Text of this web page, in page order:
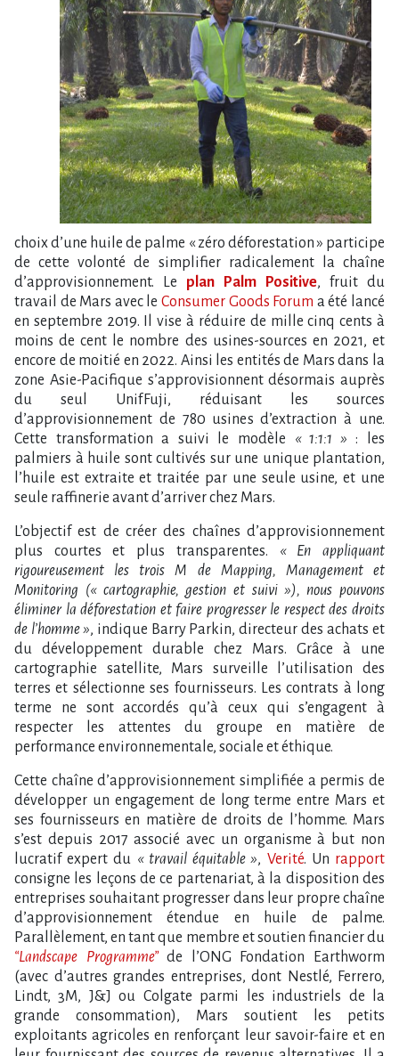
choix d’une huile de palme « zéro déforestation » participe
de cette volonté de simplifier radicalement la chaîne
d’approvisionnement. Le plan Palm Positive, fruit du
travail de Mars avec le Consumer Goods Forum a été lancé
en septembre 2019. Il vise à réduire de mille cinq cents à
moins de cent le nombre des usines-sources en 2021, et
encore de moitié en 2022. Ainsi les entités de Mars dans la
zone Asie-Pacifique s’approvisionnent désormais auprès
du seul UnifFuji, réduisant les sources
d’approvisionnement de 780 usines d’extraction à une.
Cette transformation a suivi le modèle « 1:1:1 »: les
palmiers à huile sont cultivés sur une unique plantation,
l’huile est extraite et traitée par une seule usine, et une
seule raffinerie avant d’arriver chez Mars.
L’objectif est de créer des chaînes d’approvisionnement
plus courtes et plus transparentes. « En appliquant
rigoureusement les trois M de Mapping, Management et
Monitoring (« cartographie, gestion et suivi »), nous pouvons
éliminer la déforestation et faire progresser le respect des droits
de l’homme », indique Barry Parkin, directeur des achats et
du développement durable chez Mars. Grâce à une
cartographie satellite, Mars surveille l’utilisation des
terres et sélectionne ses fournisseurs. Les contrats à long
terme ne sont accordés qu’à ceux qui s’engagent à
respecter les attentes du groupe en matière de
performance environnementale, sociale et éthique.
Cette chaîne d’approvisionnement simplifiée a permis de
développer un engagement de long terme entre Mars et
ses fournisseurs en matière de droits de l’homme. Mars
s’est depuis 2017 associé avec un organisme à but non
lucratif expert du « travail équitable », Verité. Un rapport
consigne les leçons de ce partenariat, à la disposition des
entreprises souhaitant progresser dans leur propre chaîne
d’approvisionnement étendue en huile de palme.
Parallèlement, en tant que membre et soutien financier du
“Landscape Programme”de l’ONG Fondation Earthworm
(avec d’autres grandes entreprises, dont Nestlé, Ferrero,
Lindt, 3M, J&J ou Colgate parmi les industriels de la
grande consommation), Mars soutient les petits
exploitants agricoles en renforçant leur savoir-faire et en